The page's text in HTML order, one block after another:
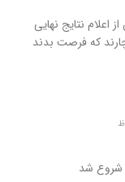
نتایج نهایی
که فرصت بدند
شروع شد